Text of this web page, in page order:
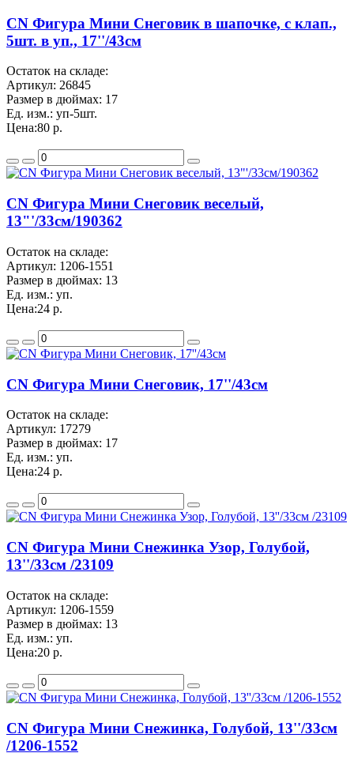
CN Фигура Мини Снеговик в шапочке, с клап.,
5шт. в уп., 17''/43см
Остаток на складе:
Артикул: 26845
Размер в дюймах: 17
Ед. изм.: уп-5шт.
Цена:80 р.
CN Фигура Мини Снеговик веселый,
13"'/33см/190362
Остаток на складе:
Артикул: 1206-1551
Размер в дюймах: 13
Ед. изм.: уп.
Цена:24 р.
CN Фигура Мини Снеговик, 17''/43см
Остаток на складе:
Артикул: 17279
Размер в дюймах: 17
Ед. изм.: уп.
Цена:24 р.
CN Фигура Мини Снежинка Узор, Голубой,
13''/33см /23109
Остаток на складе:
Артикул: 1206-1559
Размер в дюймах: 13
Ед. изм.: уп.
Цена:20 р.
CN Фигура Мини Снежинка, Голубой, 13''/33см
/1206-1552